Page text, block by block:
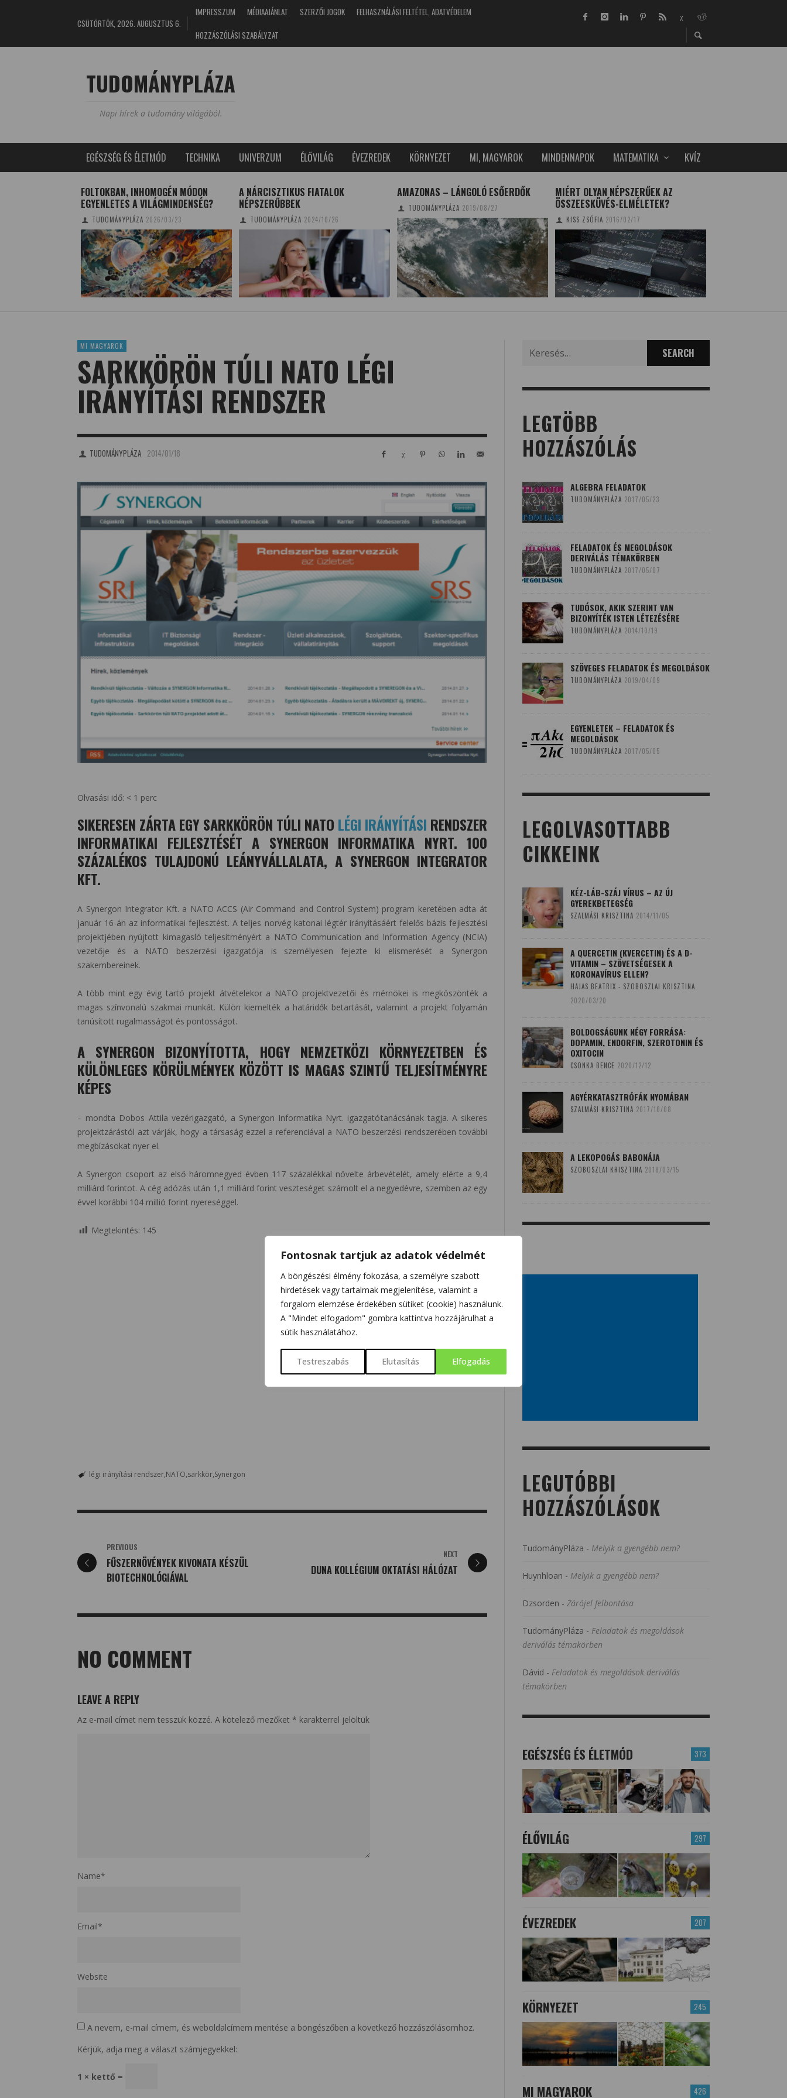
Fontosnak tartjuk az adatok védelmét
A böngészési élmény fokozása, a személyre szabott
hirdetések vagy tartalmak megjelenítése, valamint a
forgalom elemzése érdekében sütiket (cookie) használunk.
A "Mindet elfogadom" gombra kattintva hozzájárulhat a
sütik használatához.
Testreszabás Elutasítás Elfogadás
CSÜTÖRTÖK, 2026. AUGUSZTUS 6.
IMPRESSZUM MÉDIAAJÁNLAT SZERZŐI JOGOK
FELHASZNÁLÁSI FELTÉTEL, ADATVÉDELEM
HOZZÁSZÓLÁSI SZABÁLYZAT
TUDOMÁNYPLÁZA
Napi hírek a tudomány világából.
EGÉSZSÉG ÉS ÉLETMÓD TECHNIKA UNIVERZUM ÉLŐVILÁG ÉVEZREDEK KÖRNYEZET MI, MAGYAROK MINDENNAPOK MATEMATIKA KVÍZ
FOLTOKBAN, INHOMOGÉN MÓDON
EGYENLETES A VILÁGMINDENSÉG?
TUDOMÁNYPLÁZA 2026/03/23
A NÁRCISZTIKUS FIATALOK
NÉPSZERŰBBEK
TUDOMÁNYPLÁZA 2024/10/26
AMAZONAS – LÁNGOLÓ ESŐERDŐK
TUDOMÁNYPLÁZA 2019/08/27
MIÉRT OLYAN NÉPSZERŰEK AZ
ÖSSZEESKÜVÉS-ELMÉLETEK?
KISS ZSÓFIA 2016/02/17
MI MAGYAROK
SARKKÖRÖN TÚLI NATO LÉGI
IRÁNYÍTÁSI RENDSZER
TUDOMÁNYPLÁZA 2014/01/18
Olvasási idő: < 1 perc
SIKERESEN ZÁRTA EGY SARKKÖRÖN TÚLI NATO LÉGI IRÁNYÍTÁSI RENDSZER
INFORMATIKAI FEJLESZTÉSÉT A SYNERGON INFORMATIKA NYRT. 100
SZÁZALÉKOS TULAJDONÚ LEÁNYVÁLLALATA, A SYNERGON INTEGRATOR
KFT.
A Synergon Integrator Kft. a NATO ACCS (Air Command and Control System) program keretében adta át
január 16-án az informatikai fejlesztést. A teljes norvég katonai légtér irányításáért felelős bázis fejlesztési
projektjében nyújtott kimagasló teljesítményért a NATO Communication and Information Agency (NCIA)
vezetője és a NATO beszerzési igazgatója is személyesen fejezte ki elismerését a Synergon
szakembereinek.
A több mint egy évig tartó projekt átvételekor a NATO projektvezetői és mérnökei is megköszönték a
magas színvonalú szakmai munkát. Külön kiemelték a határidők betartását, valamint a projekt folyamán
tanúsított rugalmasságot és pontosságot.
A SYNERGON BIZONYÍTOTTA, HOGY NEMZETKÖZI KÖRNYEZETBEN ÉS
KÜLÖNLEGES KÖRÜLMÉNYEK KÖZÖTT IS MAGAS SZINTŰ TELJESÍTMÉNYRE
KÉPES
– mondta Dobos Attila vezérigazgató, a Synergon Informatika Nyrt. igazgatótanácsának tagja. A sikeres
projektzárástól azt várják, hogy a társaság ezzel a referenciával a NATO beszerzési rendszerében további
megbízásokat nyer el.
A Synergon csoport az első háromnegyed évben 117 százalékkal növelte árbevételét, amely elérte a 9,4
milliárd forintot. A cég adózás után 1,1 milliárd forint veszteséget számolt el a negyedévre, szemben az egy
évvel korábbi 104 millió forint nyereséggel.
Megtekintés: 145
légi irányítási rendszer NATO sarkkör Synergon
PREVIOUS
FŰSZERNÖVÉNYEK KIVONATA KÉSZÜL
BIOTECHNOLÓGIÁVAL
NEXT
DUNA KOLLÉGIUM OKTATÁSI HÁLÓZAT
NO COMMENT
LEAVE A REPLY
Az e-mail címet nem tesszük közzé. A kötelező mezőket * karakterrel jelöltük
Name*
Email*
Website
A nevem, e-mail címem, és weboldalcímem mentése a böngészőben a következő hozzászólásomhoz.
Kérjük, adja meg a választ számjegyekkel:
1 × kettő =
for:
LEGTÖBB
HOZZÁSZÓLÁS
ALGEBRA FELADATOK
TUDOMÁNYPLÁZA 2017/05/23
FELADATOK ÉS MEGOLDÁSOK
DERIVÁLÁS TÉMAKÖRBEN
TUDOMÁNYPLÁZA 2017/05/07
TUDÓSOK, AKIK SZERINT VAN
BIZONYÍTÉK ISTEN LÉTEZÉSÉRE
TUDOMÁNYPLÁZA 2014/10/19
SZÖVEGES FELADATOK ÉS MEGOLDÁSOK
TUDOMÁNYPLÁZA 2019/04/09
EGYENLETEK – FELADATOK ÉS
MEGOLDÁSOK
TUDOMÁNYPLÁZA 2017/05/05
LEGOLVASOTTABB
CIKKEINK
KÉZ-LÁB-SZÁJ VÍRUS – AZ ÚJ
GYEREKBETEGSÉG
SZALMÁSI KRISZTINA 2014/11/05
A QUERCETIN (KVERCETIN) ÉS A D-
VITAMIN – SZÖVETSÉGESEK A
KORONAVÍRUS ELLEN?
HAJAS BEATRIX - SZOBOSZLAI KRISZTINA
2020/03/20
BOLDOGSÁGUNK NÉGY FORRÁSA:
DOPAMIN, ENDORFIN, SZEROTONIN ÉS
OXITOCIN
CSONKA BENCE 2020/12/12
AGYÉRKATASZTRÓFÁK NYOMÁBAN
SZALMÁSI KRISZTINA 2017/10/08
A LEKOPOGÁS BABONÁJA
SZOBOSZLAI KRISZTINA 2018/03/15
LEGUTÓBBI
HOZZÁSZÓLÁSOK
TudományPláza - Melyik a gyengébb nem?
Huynhloan - Melyik a gyengébb nem?
Dzsorden - Zárójel felbontása
TudományPláza - Feladatok és megoldások
deriválás témakörben
Dávid - Feladatok és megoldások deriválás
témakörben
373
EGÉSZSÉG ÉS ÉLETMÓD
297
ÉLŐVILÁG
207
ÉVEZREDEK
245
KÖRNYEZET
426
MI MAGYAROK